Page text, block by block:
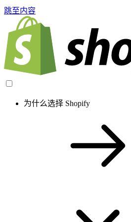
跳至内容
为什么选择 Shopify